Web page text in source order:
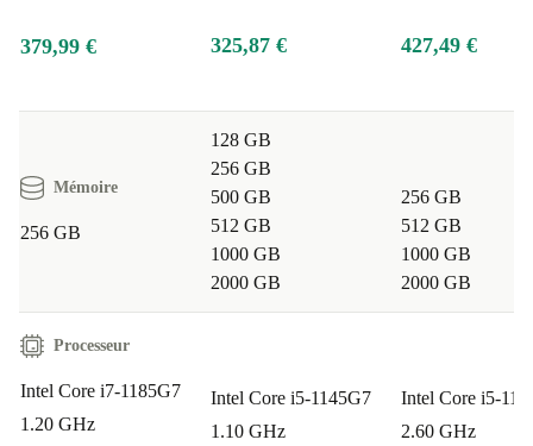
379,99 € 325,87 € 427,49 €
Mémoire
256 GB
128 GB
256 GB
500 GB
512 GB
1000 GB
2000 GB
256 GB
512 GB
1000 GB
2000 GB
Processeur
Intel Core i7-1185G7
1.20 GHz
Intel Core i5-1145G7
1.10 GHz
Intel Core i5-
2.60 GHz